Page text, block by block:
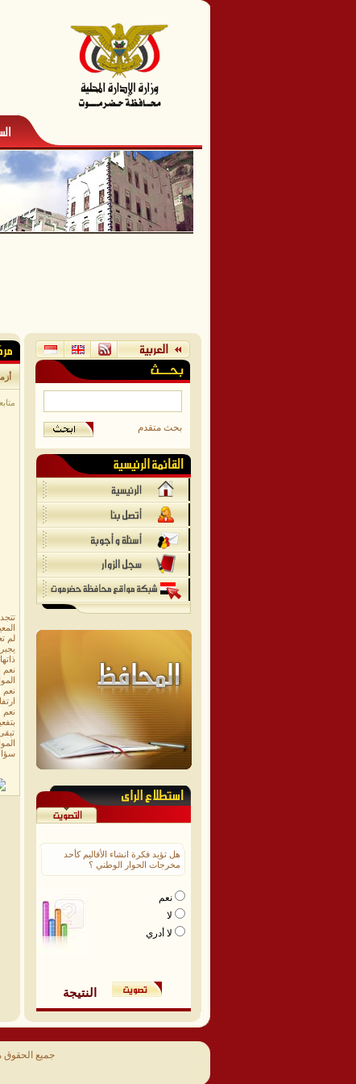
لم
نعم
نعم
نعم
بحث متقدم
هل تؤيد فكرة انشاء الأقاليم كأحد
مخرجات الحوار الوطني ؟
نعم
لا
لا أدري
النتيجة
جميع